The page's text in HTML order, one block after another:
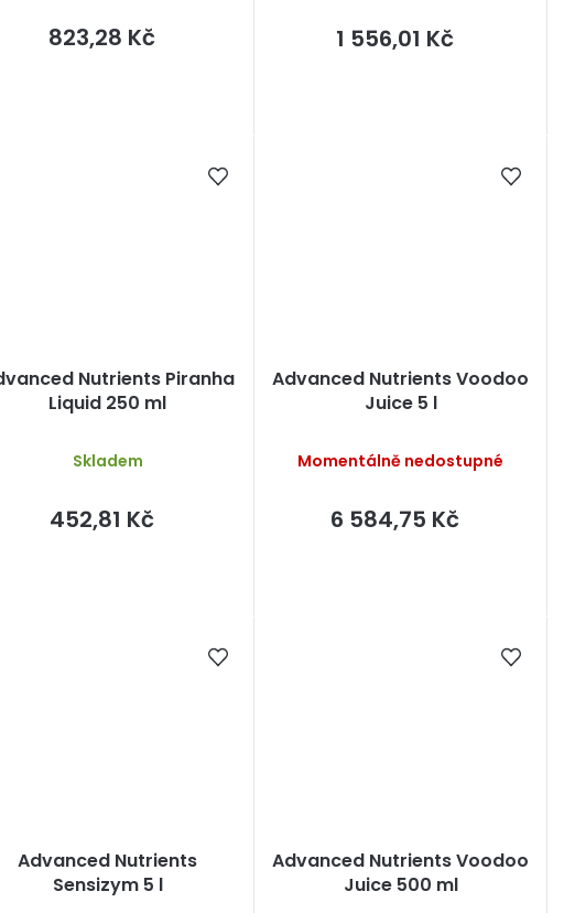
823,28 Kč 1 556,01 Kč
Nutrients Piranha
Liquid 250 ml
Skladem
452,81 Kč
Advanced Nutrients Voodoo
Juice 5 l
Momentálně nedostupné
6 584,75 Kč
Advanced Nutrients
Sensizym 5 l
Advanced Nutrients Voodoo
Juice 500 ml